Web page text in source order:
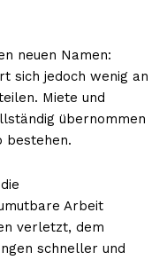
neuen Namen:
sich jedoch wenig an
Miete und
übernommen
bestehen.
Arbeit
verletzt, dem
schneller und